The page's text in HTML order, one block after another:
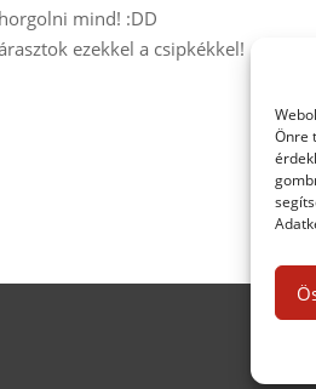
Önre
mind! :DD
ezekkel a csipkékkel!